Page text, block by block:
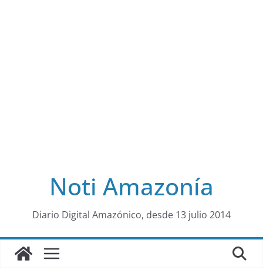
al
Noti Amazonía
Diario Digital Amazónico, desde 13 julio 2014